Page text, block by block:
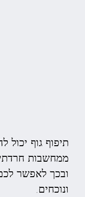
תיפוף גוף יכול
ממחשבות
ובכך לאפשר
ונוכחים.